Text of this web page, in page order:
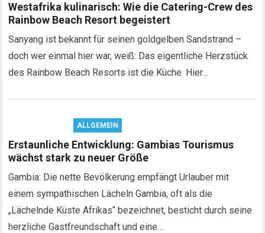
Westafrika kulinarisch: Wie die Catering-Crew des
Rainbow Beach Resort begeistert
Sanyang ist bekannt für seinen goldgelben Sandstrand –
doch wer einmal hier war, weiß: Das eigentliche Herzstück
des Rainbow Beach Resorts ist die Küche. Hier…
ALLGEMEIN
Erstaunliche Entwicklung: Gambias Tourismus
wächst stark zu neuer Größe
Gambia: Die nette Bevölkerung empfängt Urlauber mit
einem sympathischen Lächeln Gambia, oft als die
„Lächelnde Küste Afrikas“ bezeichnet, besticht durch seine
herzliche Gastfreundschaft und eine…